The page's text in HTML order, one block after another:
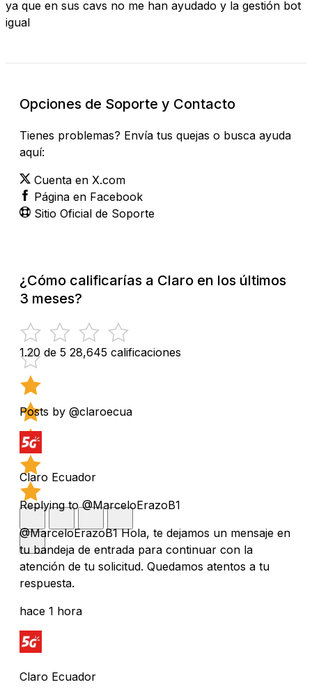
ya que en sus cavs no me han ayudado y la gestión bot
igual
Opciones de Soporte y Contacto
Tienes problemas? Envía tus quejas o busca ayuda
aquí:
Cuenta en X.com
Página en Facebook
Sitio Oficial de Soporte
¿Cómo calificarías a Claro en los últimos
3 meses?
1.20 de 5 28,645 calificaciones
Posts by @claroecua
Claro Ecuador
Replying to @MarceloErazoB1
@MarceloErazoB1 Hola, te dejamos un mensaje en
tu bandeja de entrada para continuar con la
atención de tu solicitud. Quedamos atentos a tu
respuesta.
hace 1 hora
Claro Ecuador